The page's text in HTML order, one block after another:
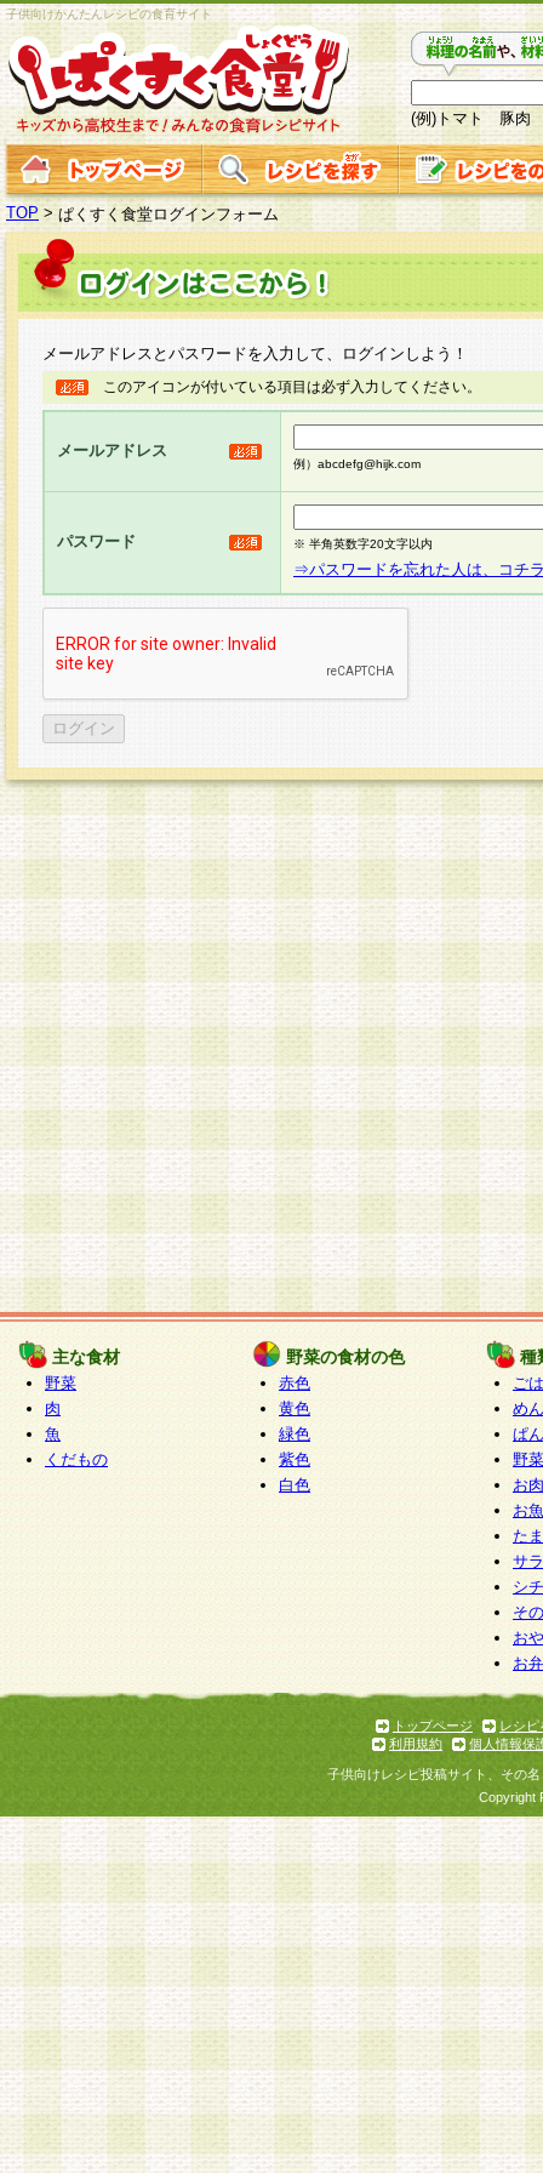
子供向けかんたんレシピの食育サイト
(例)トマト 豚肉
TOP > ぱくすく食堂ログインフォーム
メールアドレスとパスワードを入力して、ログインしよう！
このアイコンが付いている項目は必ず入力してください。
メールアドレス
例）abcdefg@hijk.com
パスワード ※ 半角英数字20文字以内
⇒パスワードを忘れた人は、コチ
主な食材
野菜
肉
魚
くだもの
野菜の食材の色
赤色
黄色
緑色
紫色
白色
種
ご
めん
ぱん
野
お
お
た
サ
シ
そ
お
お
トップページ
レシピ
利用規約
個人情報保
子供向けレシピ投稿サイト、その
Copyright